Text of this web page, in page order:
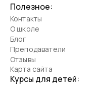
Полезное:
Контакты
О школе
Блог
Преподаватели
Отзывы
Карта сайта
Курсы для детей: